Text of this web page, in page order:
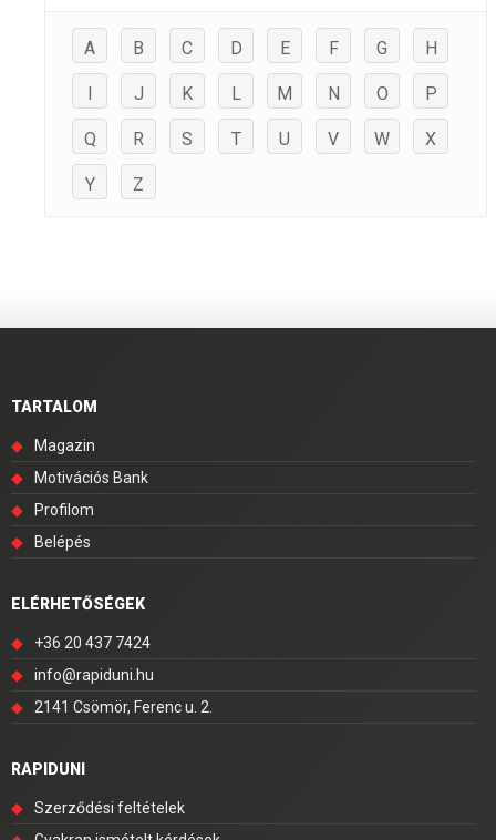
A B C D E F G H
I J K L M N O P
Q R S T U V W X
Y Z
TARTALOM
◆
Magazin
◆
Motivációs Bank
◆
Profilom
◆
Belépés
ELÉRHETŐSÉGEK
◆
+36 20 437 7424
◆
info@rapiduni.hu
◆
2141 Csömör, Ferenc u. 2.
RAPIDUNI
◆
Szerződési feltételek